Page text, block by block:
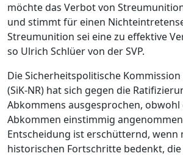
möchte das Verbot von
und stimmt für einen
Streumunition sei eine zu effektive
so Ulrich Schlüer von der SVP.
Die Sicherheitspolitische
(SiK-NR) hat sich gegen die
Abkommens ausgesprochen, obwohl
Abkommen einstimmig
Entscheidung ist erschütternd, wenn
historischen Fortschritte bedenkt,